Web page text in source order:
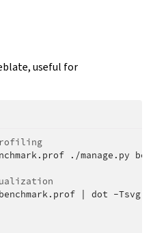
useful for
./manage.py
benchmark.prof dot -Tsvg